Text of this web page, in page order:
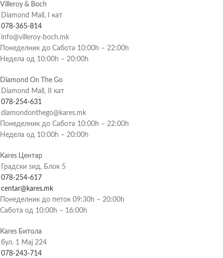
Villeroy & Boch
Diamond Mall, I кат
078-365-814
info@villeroy-boch.mk
Понеделник до Сабота 10:00h – 22:00h
Недела од 10:00h – 20:00h
Diamond On The Go
Diamond Mall, II кат
078-254-631
diamondonthego@kares.mk
Понеделник до Сабота 10:00h – 22:00h
Недела од 10:00h – 20:00h
Kares Центар
Градски ѕид, Блок 5
078-254-617
centar@kares.mk
Понеделник до петок 09:30h – 20:00h
Сабота од 10:00h – 16:00h
Kares Битола
бул. 1 Мај 224
078-243-714